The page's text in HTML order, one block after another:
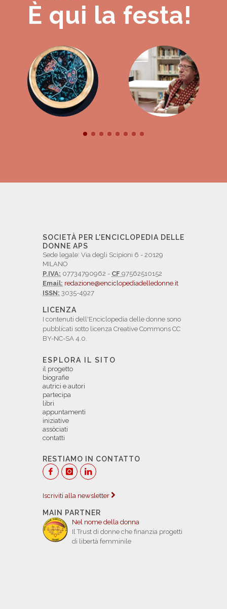
È qui la festa!
SOCIETÀ PER L'ENCICLOPEDIA DELLE
DONNE APS
Sede legale: Via degli Scipioni 6 - 20129
MILANO
P.IVA: 07734790962 - CF 97562510152
Email: redazione@enciclopediadelledonne.it
ISSN: 3035-4927
LICENZA
I contenuti dell'Enciclopedia delle donne sono
pubblicati sotto licenza Creative Commons CC
BY-NC-SA 4.0.
ESPLORA IL SITO
il progetto
biografie
autrici e autori
partecipa
libri
appuntamenti
iniziative
assòciati
contatti
RESTIAMO IN CONTATTO
Iscriviti alla newsletter
MAIN PARTNER
Nel nome della donna
Il Trust di donne che finanzia progetti
di libertà femminile